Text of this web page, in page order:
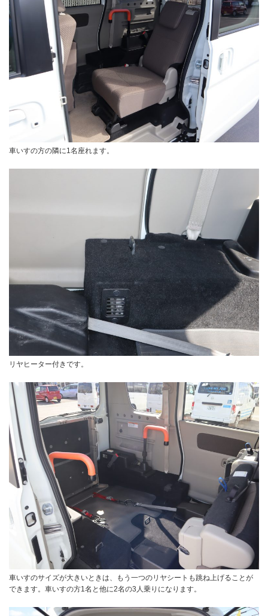
車いすの方の隣に1名座れます。
リヤヒーター付きです。
車いすのサイズが大きいときは、もう一つのリヤシートも跳ね上げることが
できます。車いすの方1名と他に2名の3人乗りになります。